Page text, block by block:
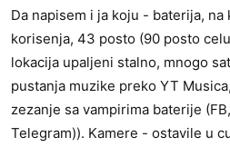
a
:
Da napisem i ja koju - baterija,
korisenja, 43 posto (90 posto
lokacija upaljeni stalno, mnogo
pustanja muzike preko YT
zezanje sa vampirima baterije
Telegram)). Kamere - ostavile u